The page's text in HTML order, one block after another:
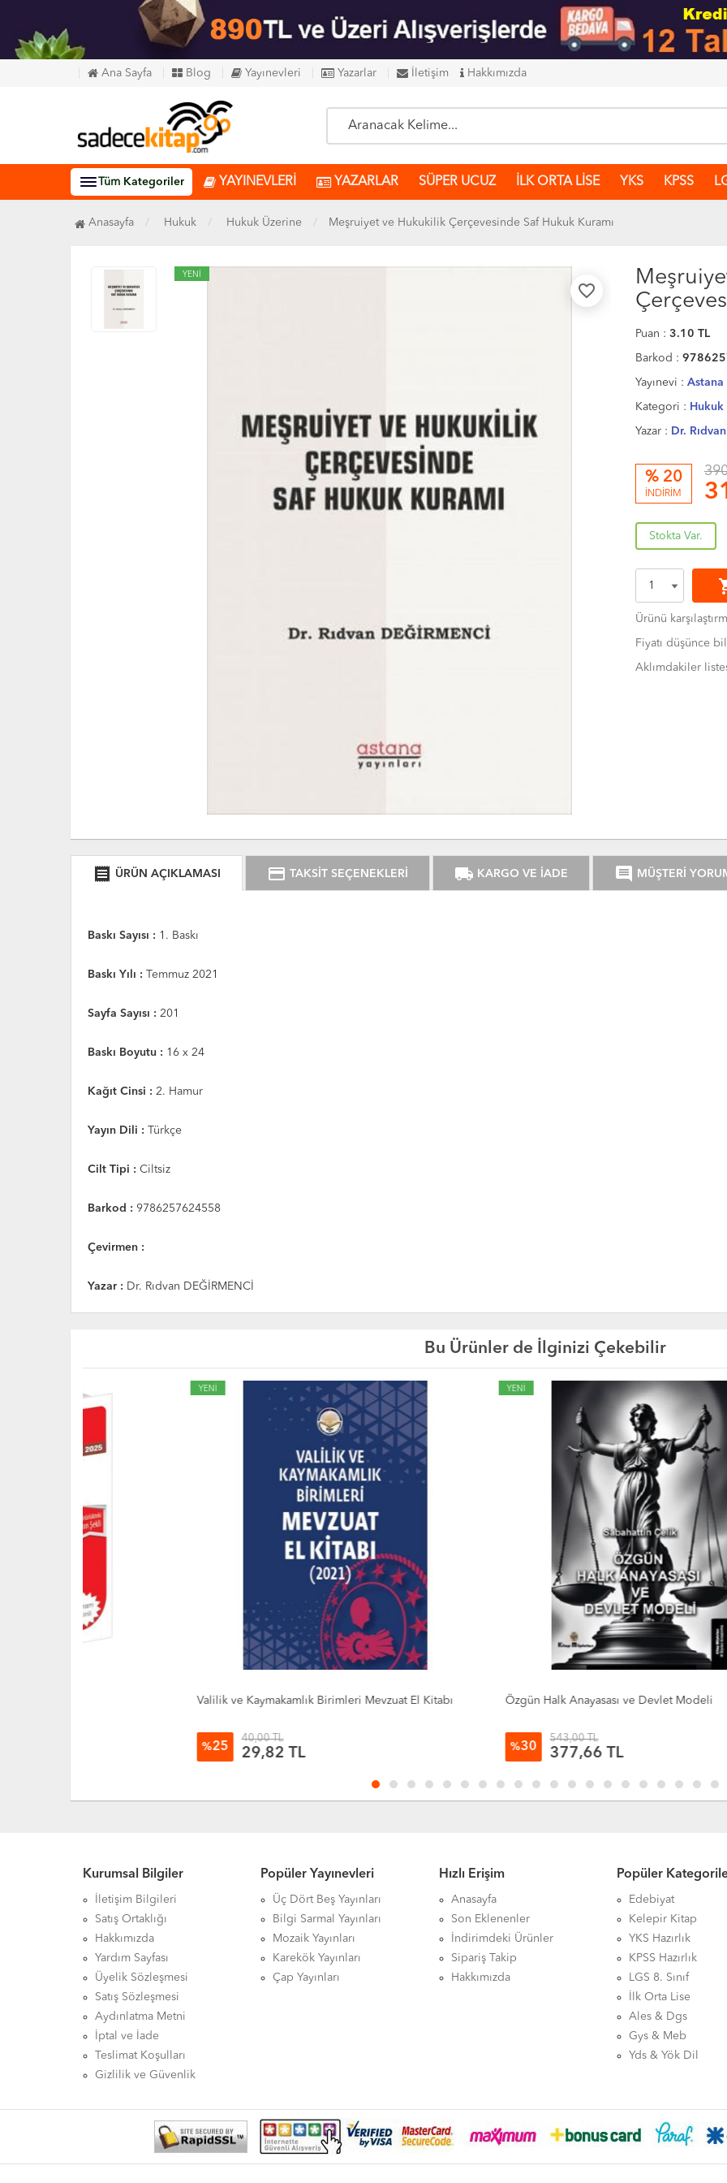
Ana Sayfa Blog Yayınevleri Yazarlar İletişim Hakkımızda
Tüm Kategoriler YAYINEVLERİ YAZARLAR SÜPER UCUZ İLK ORTA LİSE YKS KPSS
Anasayfa Hukuk Hukuk Üzerine Meşruiyet ve Hukukilik Çerçevesinde Saf Hukuk Kuramı
YENİ
favorite_border
Puan : 3.10 TL
Barkod :
Yayınevi : Astana
Kategori : Hukuk
Yazar : Dr.
% 20
İNDİRİM
Stokta Var.
Ürünü
Fiyatı düşünce
Aklımdakiler
receipt ÜRÜN AÇIKLAMASI credit_card TAKSİT SEÇENEKLERİ local_shipping KARGO VE İADE comment MÜŞTERİ
Baskı Sayısı : 1. Baskı
Baskı Yılı : Temmuz 2021
Sayfa Sayısı : 201
Baskı Boyutu : 16 x 24
Kağıt Cinsi : 2. Hamur
Yayın Dili : Türkçe
Cilt Tipi : Ciltsiz
Barkod : 9786257624558
Çevirmen :
Yazar : Dr. Rıdvan DEĞİRMENCİ
Bu Ürünler de İlginizi Çekebilir
Valilik ve Kaymakamlık Birimleri Mevzuat El Kitabı
29,82 TL
YENİ
Özgün Halk Anayasası ve Devlet Modeli
377,66 TL
Kurumsal Bilgiler
İletişim Bilgileri
Satış Ortaklığı
Hakkımızda
Yardım Sayfası
Üyelik Sözleşmesi
Satış Sözleşmesi
Aydınlatma Metni
İptal ve İade
Teslimat Koşulları
Gizlilik ve Güvenlik
Popüler Yayınevleri
Üç Dört Beş Yayınları
Bilgi Sarmal Yayınları
Mozaik Yayınları
Karekök Yayınları
Çap Yayınları
Hızlı Erişim
Anasayfa
Son Eklenenler
İndirimdeki Ürünler
Sipariş Takip
Hakkımızda
Popüler
Edebiyat
Kelepir Kitap
YKS Hazırlık
KPSS Hazırlık
LGS 8. Sınıf
İlk Orta Lise
Ales & Dgs
Gys & Meb
Yds & Yök Dil